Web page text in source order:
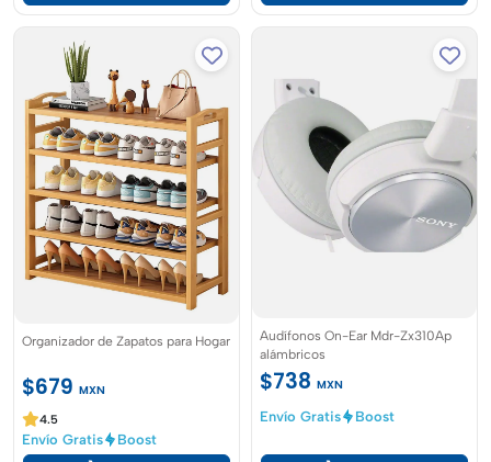
Organizador de Zapatos para Hogar
$679 MXN
4.5
Envío Gratis Boost
Audífonos On-Ear Mdr-Zx310Ap
alámbricos
$738 MXN
Envío Gratis
Boost